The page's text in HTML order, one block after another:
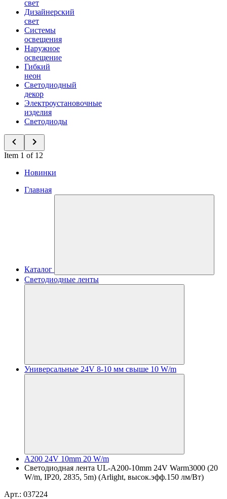
свет
Дизайнерский
свет
Системы
освещения
Наружное
освещение
Гибкий
неон
Светодиодный
декор
Электроустановочные
изделия
Светодиоды
Item 1 of 12
Новинки
Главная
Каталог
Светодиодные ленты
Универсальные 24V 8-10 мм свыше 10 W/m
A200 24V 10mm 20 W/m
Светодиодная лента UL-A200-10mm 24V Warm3000 (20
W/m, IP20, 2835, 5m) (Arlight, высок.эфф.150 лм/Вт)
Арт.: 037224